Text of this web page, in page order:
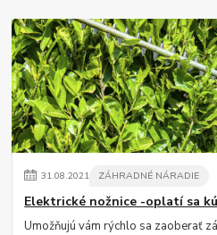
31.08.2021 ZÁHRADNÉ NÁRADIE
Elektrické nožnice -oplatí sa
Umožňujú vám rýchlo sa zaoberať